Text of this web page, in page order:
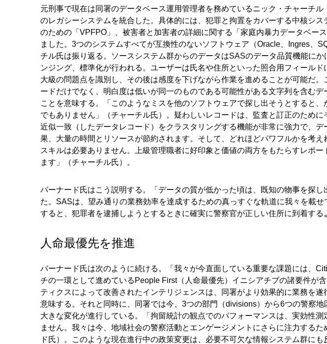
元刑事で現在は同署のデータベース運用管理者を務めているニック・チャーチ
のレガシーシステムを統合した。具体的には、犯罪と拘置をカバーする中核シ
のための「VPFPO」、被害者と加害者の詳細に関する「家庭内暴力データベー
ました。3つのシステムすべてが互換性のないソフトウェア（Oracle、Ingres、
チル氏は振り返る。ソースシステム群からのデータはSASのデータ品質機能に
ンジング、標準化が行われる。ユーザーは氏名や住所といった照合用フィール
大級の問題点を識別し、その後は感度を下げながら作業を進めることが可能だ
ードだけでなく、明白度は低いが同一のものである可能性がある文字列を含む
ことを意味する。「このようなミスを他のソフトウェアで探し出そうとすると
でもありません」（チャーチル氏）。疑わしいレコードは、監査と訂正のために
近似一致（したデータレコード）をクラスタリングする機能が非常に強力で、
果、大量の時間とリソースが節約されます。そして、どれほどパワフルかを考
スキルは必要ありません。上級管理職者に好印象と価値の両方をもたらすレポ
ます」（チャーチル氏）。
バーナード氏はこう説明する。「データの質が低かった頃は、既知の物事を探
た。SASは、望み通りの業務効率を達成するための真っすぐな軌道に我々を載
すると、犯罪者を逮捕しようとするときに確実に警察官が正しい住所に到着する
人命最優先を推進
バーナード氏は次のように続ける。「我々が今直面している重要な課題には、
チの一環として進めているPeople First（人命最優先）イニシアチブの諸要件が
ティクスによって改善されたインテリジェンスは、同署がより効果的に業務を
意味する。それと同時に、同署では今、3つの部門（divisions）から6つの警察
大きな変化が進行している。「拘留統計の観点でのパフォーマンスは、実効性
ません。我々は今、地域社会の警察活動とエンゲージメントにさらに注力する
ド氏）。このような現在進行中の政策変更は、必要不可欠な情報システム群にも